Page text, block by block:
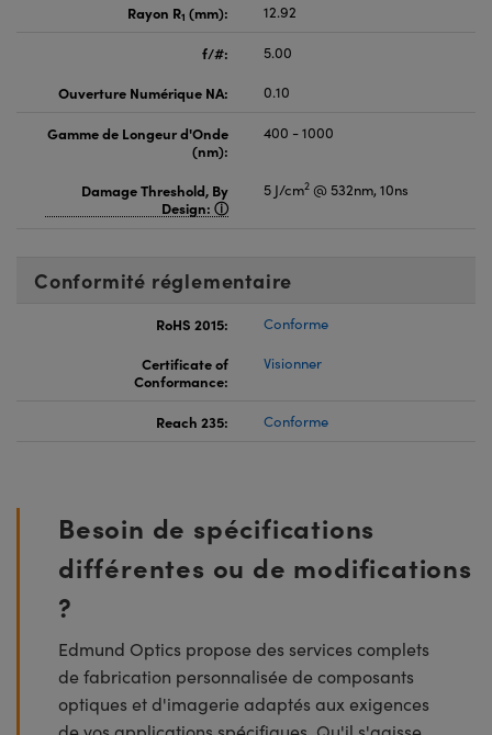
Rayon R1 (mm): 12.92
f/#:
5.00
Ouverture Numérique NA:
0.10
Gamme de Longeur d'Onde
(nm):
400 - 1000
Damage Threshold, By
Design:
5 J/cm2 @ 532nm, 10ns
Conformité réglementaire
RoHS 2015:
Conforme
Certificate of
Conformance:
Visionner
Reach 235: Conforme
Besoin de spécifications
différentes ou de modifications
?
Edmund Optics propose des services complets
de fabrication personnalisée de composants
optiques et d'imagerie adaptés aux exigences